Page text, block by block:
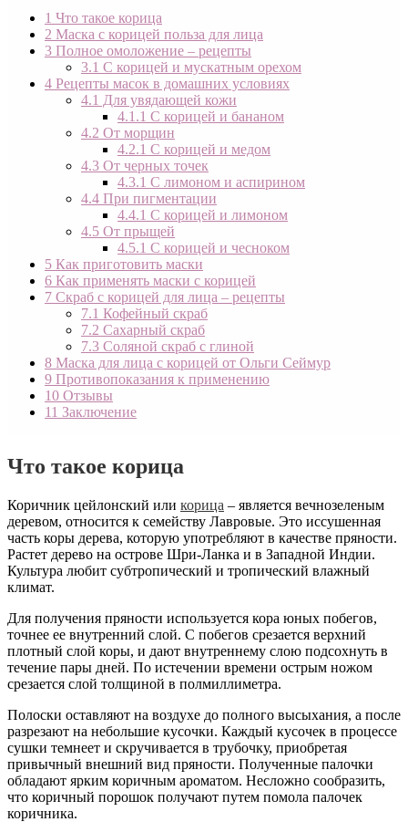
1 Что такое корица
2 Маска с корицей польза для лица
3 Полное омоложение – рецепты
3.1 С корицей и мускатным орехом
4 Рецепты масок в домашних условиях
4.1 Для увядающей кожи
4.1.1 С корицей и бананом
4.2 От морщин
4.2.1 С корицей и медом
4.3 От черных точек
4.3.1 С лимоном и аспирином
4.4 При пигментации
4.4.1 С корицей и лимоном
4.5 От прыщей
4.5.1 С корицей и чесноком
5 Как приготовить маски
6 Как применять маски с корицей
7 Скраб с корицей для лица – рецепты
7.1 Кофейный скраб
7.2 Сахарный скраб
7.3 Соляной скраб с глиной
8 Маска для лица с корицей от Ольги Сеймур
9 Противопоказания к применению
10 Отзывы
11 Заключение
Что такое корица
Коричник цейлонский или корица – является вечнозеленым
деревом, относится к семейству Лавровые. Это иссушенная
часть коры дерева, которую употребляют в качестве пряности.
Растет дерево на острове Шри-Ланка и в Западной Индии.
Культура любит субтропический и тропический влажный
климат.
Для получения пряности используется кора юных побегов,
точнее ее внутренний слой. С побегов срезается верхний
плотный слой коры, и дают внутреннему слою подсохнуть в
течение пары дней. По истечении времени острым ножом
срезается слой толщиной в полмиллиметра.
Полоски оставляют на воздухе до полного высыхания, а после
разрезают на небольшие кусочки. Каждый кусочек в процессе
сушки темнеет и скручивается в трубочку, приобретая
привычный внешний вид пряности. Полученные палочки
обладают ярким коричным ароматом. Несложно сообразить,
что коричный порошок получают путем помола палочек
коричника.